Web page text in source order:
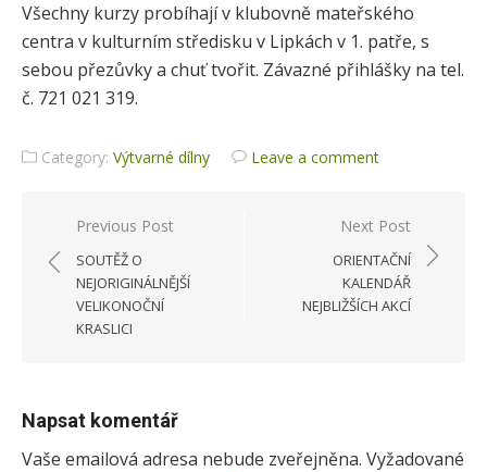
Všechny kurzy probíhají v klubovně mateřského
centra v kulturním středisku v Lipkách v 1. patře, s
sebou přezůvky a chuť tvořit. Závazné přihlášky na tel.
č. 721 021 319.
Category: Výtvarné dílny Leave a comment
Navigace
pro
příspěvek
Previous Post
SOUTĚŽ O
NEJORIGINÁLNĚJŠÍ
VELIKONOČNÍ
KRASLICI
Next Post
ORIENTAČNÍ
KALENDÁŘ
NEJBLIŽŠÍCH AKCÍ
Napsat komentář
Vaše emailová adresa nebude zveřejněna. Vyžadované